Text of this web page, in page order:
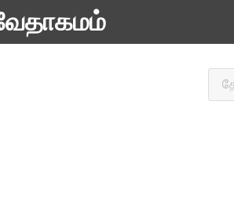
வேதாகமம்